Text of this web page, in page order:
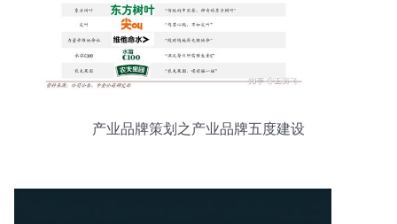
产业品牌策划之产业品牌五度建设